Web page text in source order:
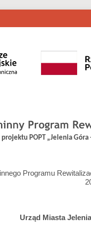
POPT „Jelenia
Programu
Urząd Miasta